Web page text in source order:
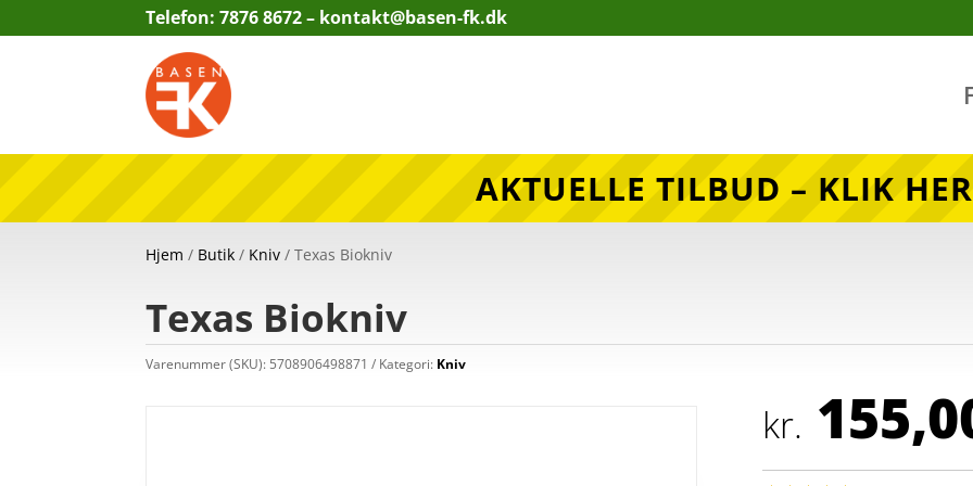
Telefon: 7876 8672 – kontakt@basen-fk.dk
AKTUELLE TILBUD – KLIK
Hjem / Butik / Kniv / Texas Biokniv
Texas Biokniv
Varenummer (SKU): 5708906498871 Kategori: Kniv
kr.